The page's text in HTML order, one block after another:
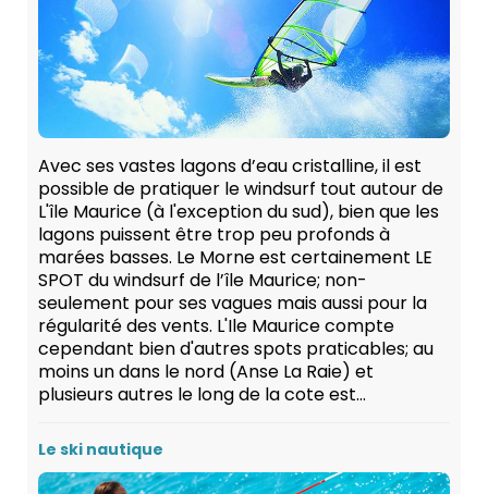
Avec ses vastes lagons d’eau cristalline, il est
possible de pratiquer le windsurf tout autour de
L'île Maurice (à l'exception du sud), bien que les
lagons puissent être trop peu profonds à
marées basses. Le Morne est certainement LE
SPOT du windsurf de l’île Maurice; non-
seulement pour ses vagues mais aussi pour la
régularité des vents. L'Ile Maurice compte
cependant bien d'autres spots praticables; au
moins un dans le nord (Anse La Raie) et
plusieurs autres le long de la cote est...
Le ski nautique